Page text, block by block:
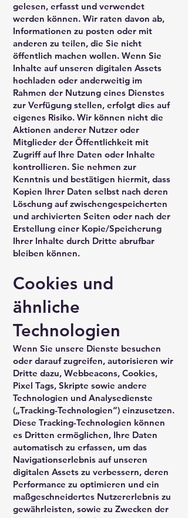
gelesen, erfasst und verwendet
werden können. Wir raten davon ab,
Informationen zu posten oder mit
anderen zu teilen, die Sie nicht
öffentlich machen wollen. Wenn Sie
Inhalte auf unseren digitalen Assets
hochladen oder anderweitig im
Rahmen der Nutzung eines Dienstes
zur Verfügung stellen, erfolgt dies auf
eigenes Risiko. Wir können nicht die
Aktionen anderer Nutzer oder
Mitglieder der Öffentlichkeit mit
Zugriff auf Ihre Daten oder Inhalte
kontrollieren. Sie nehmen zur
Kenntnis und bestätigen hiermit, dass
Kopien Ihrer Daten selbst nach deren
Löschung auf zwischengespeicherten
und archivierten Seiten oder nach der
Erstellung einer Kopie/Speicherung
Ihrer Inhalte durch Dritte abrufbar
bleiben können.
Cookies und
ähnliche
Technologien
Wenn Sie unsere Dienste besuchen
oder darauf zugreifen, autorisieren wir
Dritte dazu, Webbeacons, Cookies,
Pixel Tags, Skripte sowie andere
Technologien und Analysedienste
(„Tracking-Technologien“) einzusetzen.
Diese Tracking-Technologien können
es Dritten ermöglichen, Ihre Daten
automatisch zu erfassen, um das
Navigationserlebnis auf unseren
digitalen Assets zu verbessern, deren
Performance zu optimieren und ein
maßgeschneidertes Nutzererlebnis zu
gewährleisten, sowie zu Zwecken der